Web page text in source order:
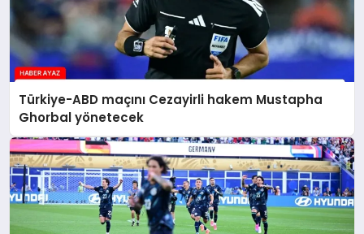
Türkiye-ABD maçını Cezayirli hakem Mustapha
Ghorbal yönetecek